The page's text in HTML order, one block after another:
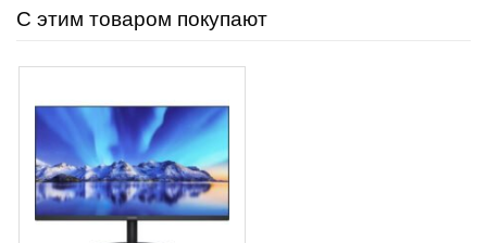
С этим товаром покупают